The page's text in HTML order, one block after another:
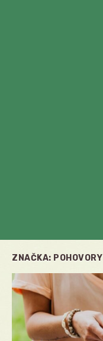
ZNAČKA: POHOVORY